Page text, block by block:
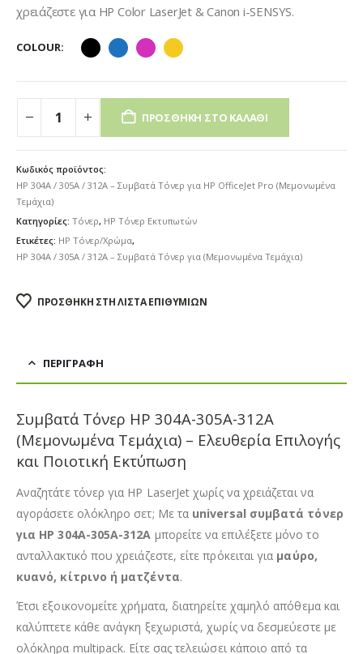
χρειάζεστε για HP Color LaserJet & Canon i-SENSYS.
COLOUR
ΠΡΟΣΘΉΚΗ ΣΤΟ ΚΑΛΆΘΙ
Κωδικός προϊόντος:
HP 304A / 305A / 312A – Συμβατά Τόνερ για HP OfficeJet Pro (Μεμονωμένα
Τεμάχια)
Κατηγορίες: Τόνερ, HP Τόνερ Εκτυπωτών
Ετικέτες: HP Τόνερ/Χρώμα,
HP 304A / 305A / 312A – Συμβατά Τόνερ για (Μεμονωμένα Τεμάχια)
ΠΡΟΣΘΉΚΗ ΣΤΗ ΛΊΣΤΑ ΕΠΙΘΥΜΙΏΝ
ΠΕΡΙΓΡΑΦΉ
Συμβατά Τόνερ HP 304A-305A-312A
(Μεμονωμένα Τεμάχια) – Ελευθερία Επιλογής
και Ποιοτική Εκτύπωση
Αναζητάτε τόνερ για HP LaserJet χωρίς να χρειάζεται να
αγοράσετε ολόκληρο σετ; Με τα universal συμβατά τόνερ
για HP 304A-305A-312A μπορείτε να επιλέξετε μόνο το
ανταλλακτικό που χρειάζεστε, είτε πρόκειται για μαύρο,
κυανό, κίτρινο ή ματζέντα.
Έτσι εξοικονομείτε χρήματα, διατηρείτε χαμηλό απόθεμα και
καλύπτετε κάθε ανάγκη ξεχωριστά, χωρίς να δεσμεύεστε με
ολόκληρα multipack. Είτε σας τελειώσει κάποιο από τα